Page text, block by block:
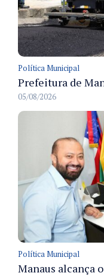
Política Municipal
05/08/2026
Política Municipal